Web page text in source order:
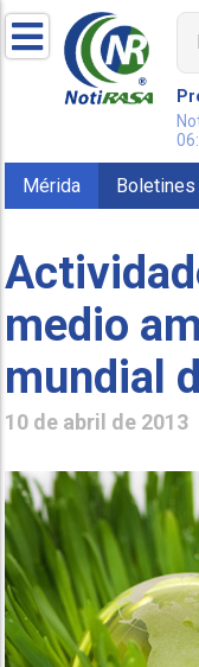
Mérida Boletines
medio
mundial
10 de abril de 2013